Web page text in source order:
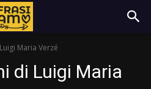
Maria Verzé
di Luigi Maria